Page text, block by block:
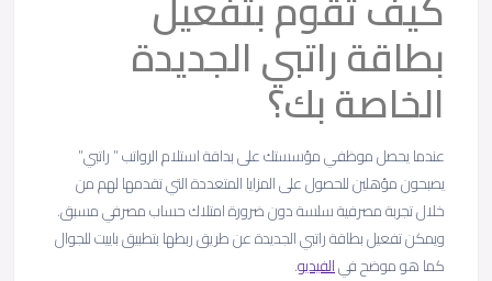
بطاقة راتبي الجديدة
الخاصة بك؟
عندما يحصل موظفي مؤسستك على بداقة استلام الرواتب ” راتبي”
يصبحون مؤهلين للحصول على المزايا المتعددة التي تقدمها لهم من
خلال تجربة مصرفية سلسة دون ضرورة امتلاك حساب مصرفي مسبق.
ويمكن تفعيل بطاقة راتبي الجديدة عن طريق ربطها بتطبيق باييت للجوال
كما هو موضح فيالفيديو.